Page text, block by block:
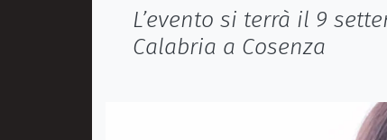
L’evento si terrà il 9
Calabria a Cosenza